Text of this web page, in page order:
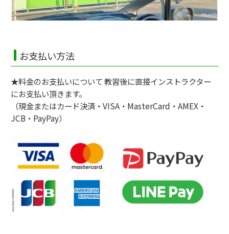
お支払い方法
★料金のお支払いについて 教習後に直接インストラクター
にお支払い頂きます。
（現金またはカード決済・VISA・MasterCard・AMEX・
JCB・PayPay）